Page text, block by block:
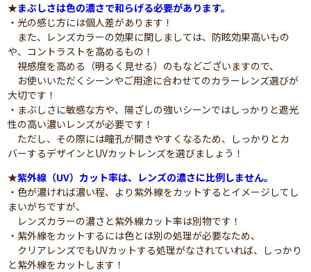
★まぶしさは色の濃さで和らげる必要があります。
・光の感じ方には個人差があります！
また、レンズカラーの効果に関しましては、防眩効果高いもの
や、コントラストを高めるもの！
視感度を高める（明るく見せる）のもなどございますので、
お使いいただくシーンやご用途に合わせてのカラーレンズ選びが
大切です！
・まぶしさに敏感な方や、陽ざしの強いシーンではしっかりと遮光
性の高い濃いレンズが必要です！
ただし、その際には瞳孔が開きやすくなるため、しっかりとカ
バーするデザインとUVカットレンズを選びましょう！
★紫外線（UV）カット率は、レンズの濃さに比例しません。
・色が濃ければ濃い程、より紫外線をカットするとイメージしてし
まいがちですが、
レンズカラーの濃さと紫外線カット率は別物です！
・紫外線をカットするには色とは別の処理が必要なため、
クリアレンズでもUVカットする処理がなされていれば、しっかり
と紫外線をカットします！